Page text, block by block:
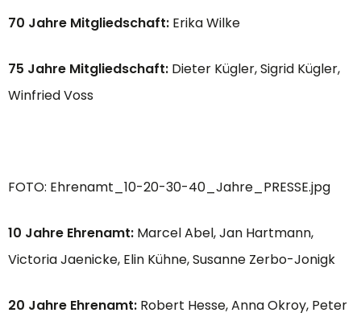
70 Jahre Mitgliedschaft: Erika Wilke
75 Jahre Mitgliedschaft: Dieter Kügler, Sigrid Kügler,
Winfried Voss
FOTO: Ehrenamt_10-20-30-40_Jahre_PRESSE.jpg
10 Jahre Ehrenamt: Marcel Abel, Jan Hartmann,
Victoria Jaenicke, Elin Kühne, Susanne Zerbo-Jonigk
20 Jahre Ehrenamt: Robert Hesse, Anna Okroy, Peter